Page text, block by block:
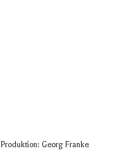
Georg Franke